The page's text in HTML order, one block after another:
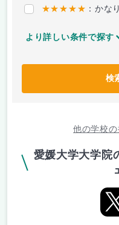
★★★★★ ：かな
より詳しい条件で探す
検
他の学校
愛媛大学大学院